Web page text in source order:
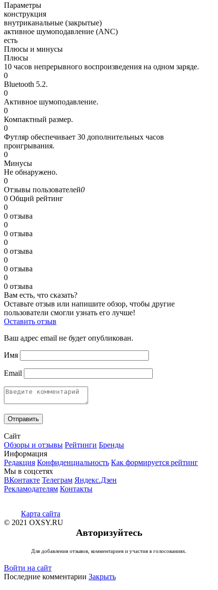
Параметры
конструкция
внутриканальные (закрытые)
активное шумоподавление (ANC)
есть
Плюсы и минусы
Плюсы
10 часов непрерывного воспроизведения на одном заряде.
0
Bluetooth 5.2.
0
Активное шумоподавление.
0
Компактный размер.
0
Футляр обеспечивает 30 дополнительных часов
проигрывания.
0
Минусы
Не обнаружено.
0
Отзывы пользователей0
0 Общий рейтинг
0
0 отзыва
0
0 отзыва
0
0 отзыва
0
0 отзыва
0
0 отзыва
Вам есть, что сказать?
Оставьте отзыв или напишите обзор, чтобы другие
пользователи смогли узнать его лучше!
Оставить отзыв
Ваш адрес email не будет опубликован.
Имя
Email
Сайт
Обзоры и отзывы Рейтинги Бренды
Информация
Редакция Конфиденциальность Как формируется рейтинг
Мы в соцсетях
ВКонтакте Телеграм Яндекс.Дзен
Рекламодателям Контакты
Карта сайта
© 2021 OXSY.RU
Авторизуйтесь
Для добавления отзывов, комментариев и участия в голосованиях.
Войти на сайт
Последние комментарии Закрыть